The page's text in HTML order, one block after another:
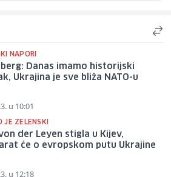
NAPORI
Danas imamo historijski
Ukrajina je sve bliža NATO-u
u 10:01
JE ZELENSKI
der Leyen stigla u Kijev,
će o evropskom putu Ukrajine
u 12:18